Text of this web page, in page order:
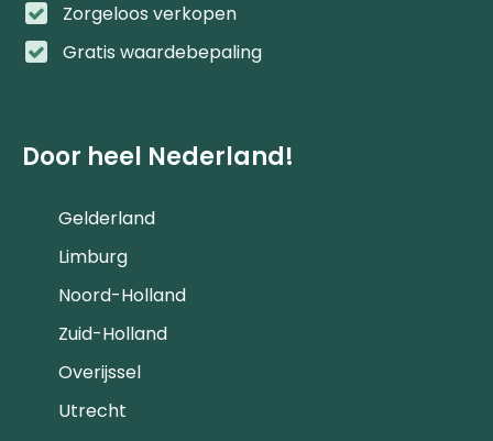
Zorgeloos verkopen
Gratis waardebepaling
Door heel Nederland!
Gelderland
Limburg
Noord-Holland
Zuid-Holland
Overijssel
Utrecht